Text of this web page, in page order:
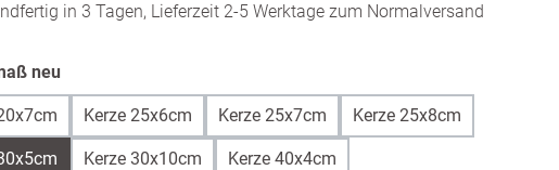
in 3 Tagen, Lieferzeit 2-5 Werktage zum Normalversand
neu
Kerze 25x6cm Kerze 25x7cm Kerze 25x8cm
Kerze 30x10cm Kerze 40x4cm